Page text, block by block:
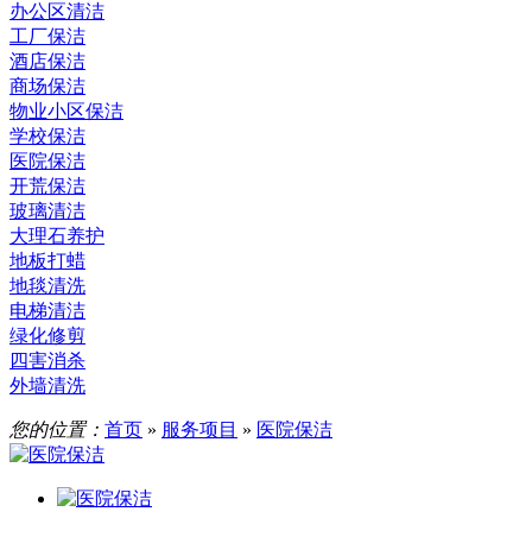
办公区清洁
工厂保洁
酒店保洁
商场保洁
物业小区保洁
学校保洁
医院保洁
开荒保洁
玻璃清洁
大理石养护
地板打蜡
地毯清洗
电梯清洁
绿化修剪
四害消杀
外墙清洗
您的位置： 首页 » 服务项目 » 医院保洁